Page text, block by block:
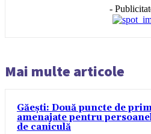
-
Mai multe articole
Găești: Două puncte de
amenajate pentru
de caniculă